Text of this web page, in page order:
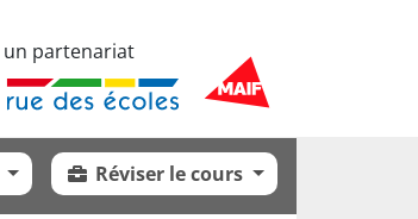
un partenariat
Réviser le cours